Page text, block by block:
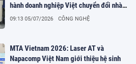
hành doanh nghiệp Việt chuyển đổi nhà
máy số
09:13 05/07/2026 CÔNG NGHỆ
MTA Vietnam 2026: Laser AT và
Napacomp Việt Nam giới thiệu hệ sinh